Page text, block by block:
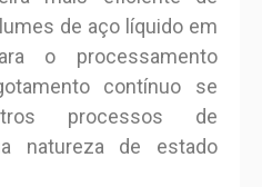
de aço líquido em
o processamento
contínuo se
processos de
natureza de estado